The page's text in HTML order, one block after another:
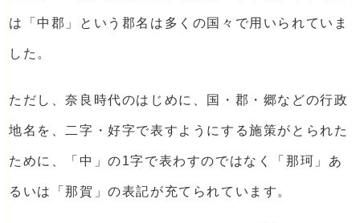
は「中郡」という郡名は多くの国々で用いられていま
した。
ただし、奈良時代のはじめに、国・郡・郷などの行政
地名を、二字・好字で表すようにする施策がとられた
ために、「中」の1字で表わすのではなく「那珂」あ
るいは「那賀」の表記が充てられています。